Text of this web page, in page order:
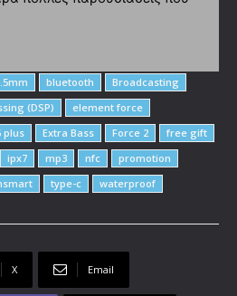
bluetooth
Broadcasting
(DSP)
element force
plus Extra Bass Force 2
free gift
ipx7 mp3 nfc
promotion
type-c waterproof
X Email